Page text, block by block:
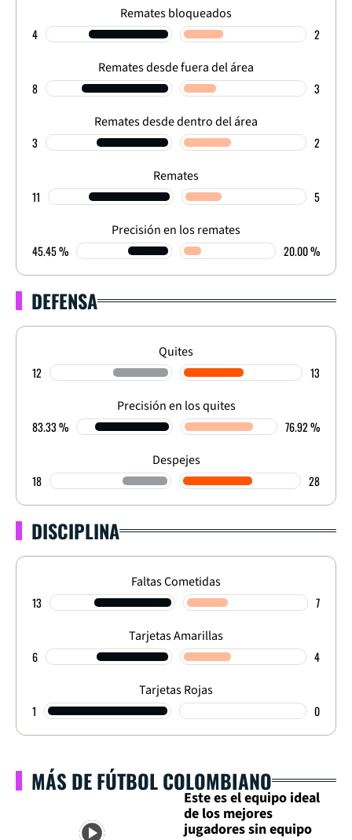
Remates bloqueados
4 2
Remates desde fuera del área
8 3
Remates desde dentro del área
3 2
Remates
11 5
Precisión en los remates
45.45 % 20.00 %
DEFENSA
Quites
12 13
Precisión en los quites
83.33 % 76.92 %
Despejes
18 28
DISCIPLINA
Faltas Cometidas
13 7
Tarjetas Amarillas
6 4
Tarjetas Rojas
1 0
MÁS DE FÚTBOL COLOMBIANO
Este es el equipo ideal
de los mejores
jugadores sin equipo